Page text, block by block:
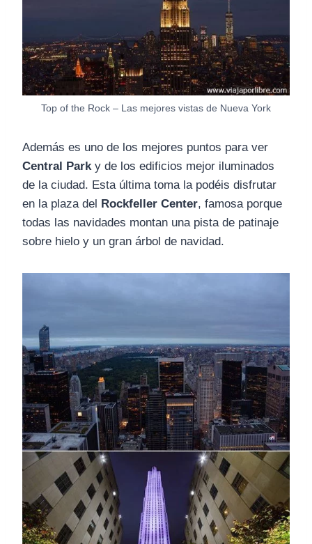
Top of the Rock – Las mejores vistas de Nueva York
Además es uno de los mejores puntos para ver
Central Park y de los edificios mejor iluminados
de la ciudad. Esta última toma la podéis disfrutar
en la plaza del
Rockfeller Center, famosa porque
todas las navidades montan una pista de patinaje
sobre hielo y un gran árbol de navidad.